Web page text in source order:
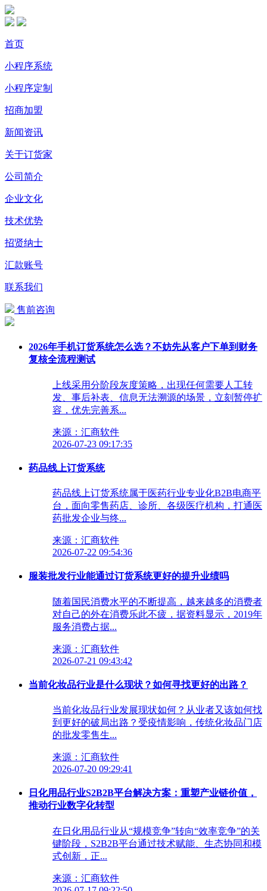
首页
小程序系统
小程序定制
招商加盟
新闻资讯
关于订货家
公司简介
企业文化
技术优势
招贤纳士
汇款账号
联系我们
售前咨询
2026年手机订货系统怎么选？不妨先从客户下单到财务
复核全流程测试
上线采用分阶段灰度策略，出现任何需要人工转
发、事后补表、信息无法溯源的场景，立刻暂停扩
容，优先完善系...
来源：汇商软件
2026-07-23 09:17:35
药品线上订货系统
药品线上订货系统属于医药行业专业化B2B电商平
台，面向零售药店、诊所、各级医疗机构，打通医
药批发企业与终...
来源：汇商软件
2026-07-22 09:54:36
服装批发行业能通过订货系统更好的提升业绩吗
随着国民消费水平的不断提高，越来越多的消费者
对自己的外在消费乐此不疲，据资料显示，2019年
服务消费占据...
来源：汇商软件
2026-07-21 09:43:42
当前化妆品行业是什么现状？如何寻找更好的出路？
当前化妆品行业发展现状如何？从业者又该如何找
到更好的破局出路？受疫情影响，传统化妆品门店
的批发零售生...
来源：汇商软件
2026-07-20 09:29:41
日化用品行业S2B2B平台解决方案：重塑产业链价值，
推动行业数字化转型
在日化用品行业从“规模竞争”转向“效率竞争”的关
键阶段，S2B2B平台通过技术赋能、生态协同和模
式创新，正...
来源：汇商软件